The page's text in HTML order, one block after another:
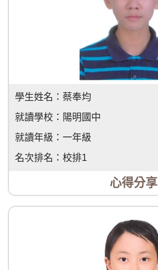
學生姓名： 蔡奉均
就讀學校： 陽明國中
就讀年級： 一年級
名次排名： 校排1
心得分享